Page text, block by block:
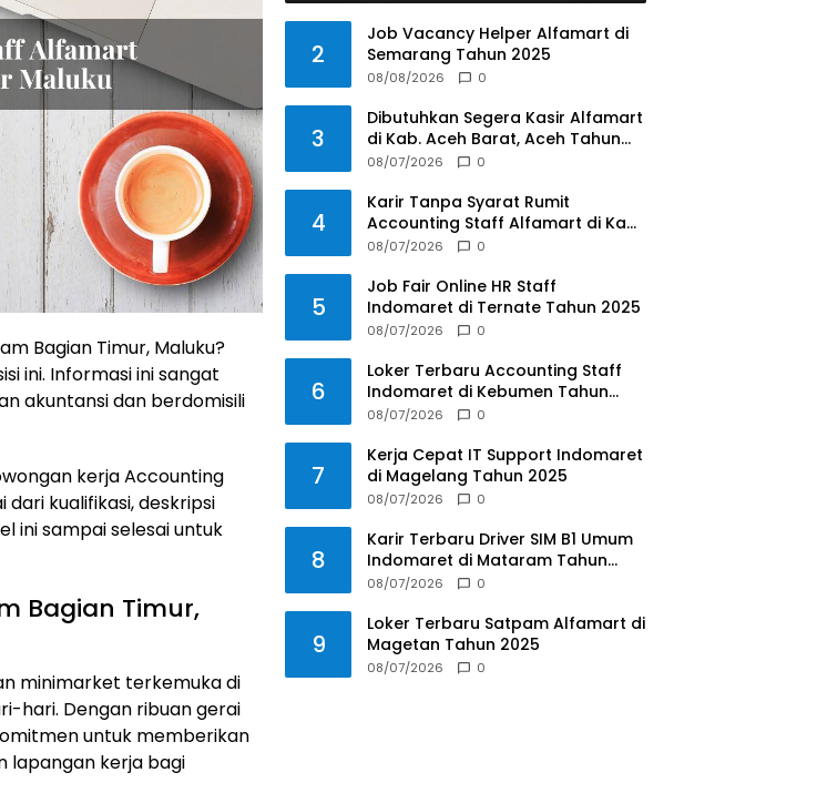
Bagian Timur, Maluku?
ini. Informasi ini sangat
akuntansi dan berdomisili
kerja Accounting
dari kualifikasi, deskripsi
ini sampai selesai untuk
Bagian Timur,
minimarket terkemuka di
hari. Dengan ribuan gerai
untuk memberikan
lapangan kerja bagi
2
Job Vacancy Helper Alfamart di
Semarang Tahun 2025
08/08/2026 0
3
Dibutuhkan Segera Kasir Alfamart
di Kab. Aceh Barat, Aceh Tahun
2025
08/07/2026 0
4
Karir Tanpa Syarat Rumit
Accounting Staff Alfamart di Kab.
Aceh Besar, Aceh Tahun 2025
08/07/2026 0
5
Job Fair Online HR Staff
Indomaret di Ternate Tahun 2025
08/07/2026 0
6
Loker Terbaru Accounting Staff
Indomaret di Kebumen Tahun
2025
08/07/2026 0
7
Kerja Cepat IT Support Indomaret
di Magelang Tahun 2025
08/07/2026 0
8
Karir Terbaru Driver SIM B1 Umum
Indomaret di Mataram Tahun
2025
08/07/2026 0
9
Loker Terbaru Satpam Alfamart di
Magetan Tahun 2025
08/07/2026 0